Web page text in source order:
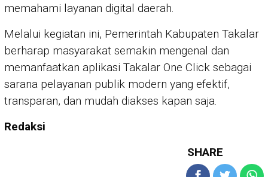
memahami layanan digital daerah.
Melalui kegiatan ini, Pemerintah Kabupaten Takalar
berharap masyarakat semakin mengenal dan
memanfaatkan aplikasi Takalar One Click sebagai
sarana pelayanan publik modern yang efektif,
transparan, dan mudah diakses kapan saja.
Redaksi
SHARE